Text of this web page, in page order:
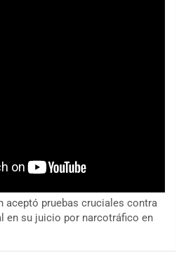
aceptó pruebas cruciales contra
en su juicio por narcotráfico en